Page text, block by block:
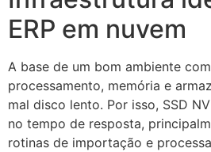
ERP em nuvem
A base de um bom ambiente
processamento, memória e
mal disco lento. Por isso, SSD
no tempo de resposta,
rotinas de importação e